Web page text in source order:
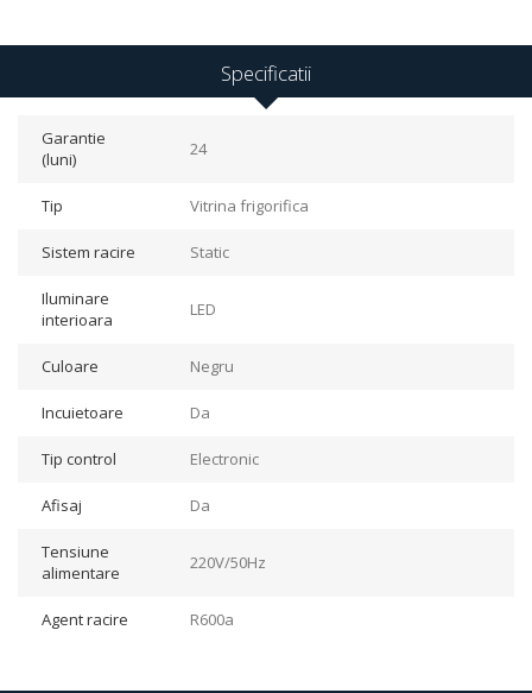
Specificatii
Garantie
(luni)
24
Tip Vitrina frigorifica
Sistem racire Static
Iluminare
interioara
LED
Culoare Negru
Incuietoare Da
Tip control Electronic
Afisaj Da
Tensiune
alimentare
220V/50Hz
Agent racire R600a